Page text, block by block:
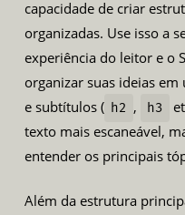
capacidade de criar
organizadas. Use isso a
experiência do leitor e o
organizar suas ideias
e subtítulos ( h2 , h3
texto mais escaneável,
entender os principais
Além da estrutura